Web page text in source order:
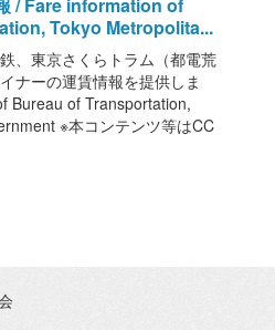
Tokyo Metropolita...
、東京さくらトラム（都電荒
ナーの運賃情報を提供しま
Bureau of Transportation,
※本コンテンツ等はCC